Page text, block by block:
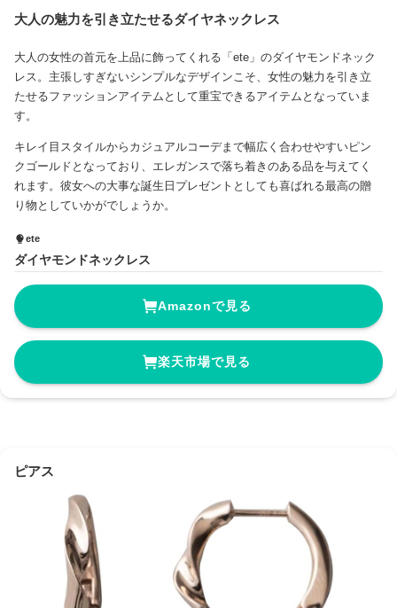
大人の魅力を引き立たせるダイヤネックレス
大人の女性の首元を上品に飾ってくれる「ete」のダイヤモンドネック
レス。主張しすぎないシンプルなデザインこそ、女性の魅力を引き立
たせるファッションアイテムとして重宝できるアイテムとなっていま
す。
キレイ目スタイルからカジュアルコーデまで幅広く合わせやすいピン
クゴールドとなっており、エレガンスで落ち着きのある品を与えてく
れます。彼女への大事な誕生日プレゼントとしても喜ばれる最高の贈
り物としていかがでしょうか。
ete
ダイヤモンドネックレス
Amazonで見る
楽天市場で見る
ピアス